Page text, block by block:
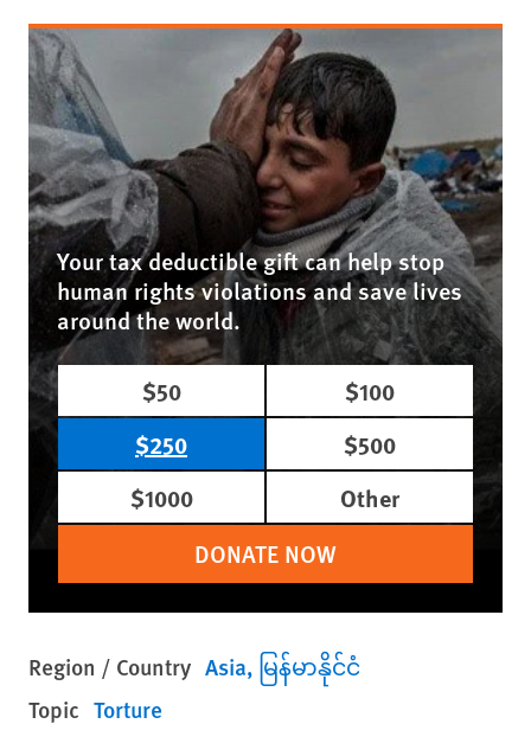
Your tax deductible gift can help stop
human rights violations and save lives
around the world.
$50
$100
$250
$500
$1000
Other
DONATE NOW
Region / Country Asia မြန်မာနိုင်ငံ
Topic Torture